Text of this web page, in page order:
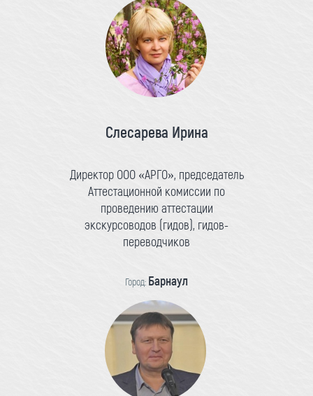
Слесарева Ирина
Директор ООО «АРГО», председатель
Аттестационной комиссии по
проведению аттестации
экскурсоводов (гидов), гидов-
переводчиков
Город: Барнаул